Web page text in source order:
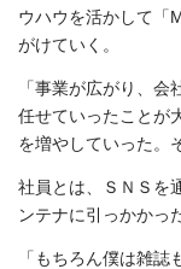
ウハウを活かして「
がけていく。
「事業が広がり、
任せていったことが
を増やしていった。
社員とは、ＳＮＳを
ンテナに引っかかっ
「もちろん僕は雑